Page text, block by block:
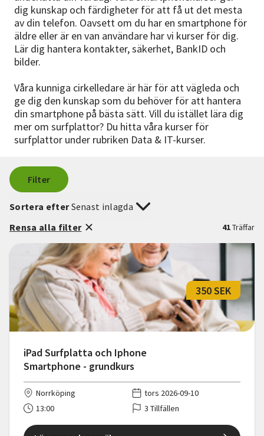
Lyssna
dig kunskap och färdigheter för att få ut det mesta
av din telefon. Oavsett om du har en smartphone för
äldre eller är en van användare har vi kurser för dig.
Lär dig hantera kontakter, säkerhet, BankID och
bilder.
Våra kunniga cirkelledare är här för att vägleda och
ge dig den kunskap som du behöver för att hantera
din smartphone på bästa sätt. Vill du istället lära dig
mer om surfplattor? Du hitta våra kurser för
surfplattor under rubriken Data & IT-kurser.
Filter
41Träffar
Sortera efterSenast inlagda
Rensa alla filter
iPad Surfplatta och Iphone
Smartphone - grundkurs
350 SEK
Norrköping
tors 2026-09-10
13:00
3 Tillfällen